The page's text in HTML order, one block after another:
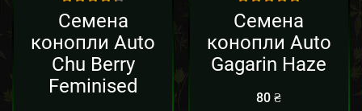
Семена
конопли Auto
Chu Berry
Feminised
Семена
конопли Auto
Gagarin Haze
80₴